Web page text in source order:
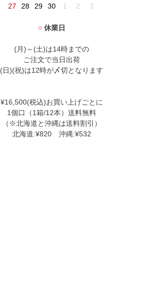
27
28 29 30 1 2 3
■ 休業日
(月)～(土)は14時までの
ご注文で当日出荷
(日)(祝)は12時が〆切となります
¥16,500(税込)お買い上げごとに
1個口（1箱/12本）送料無料
（※北海道と沖縄は送料割引）
北海道:¥820 沖縄:¥532